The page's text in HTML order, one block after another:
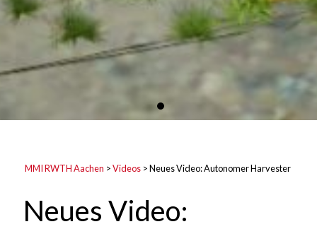
MMI RWTH Aachen >Videos>Neues Video: Autonomer Harvester
Neues Video: